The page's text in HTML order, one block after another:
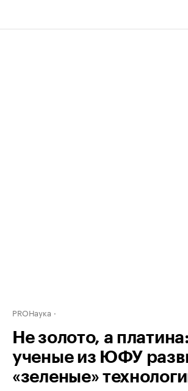
PROНаука
Не золото, а
ученые из ЮФУ
«зеленые»